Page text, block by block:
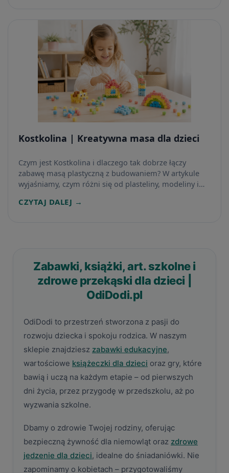
Kostkolina | Kreatywna masa dla dzieci
Czym jest Kostkolina i dlaczego tak dobrze łączy
zabawę masą plastyczną z budowaniem? W artykule
wyjaśniamy, czym różni się od plasteliny, modeliny i
odpowiednia dla dzieci.
CZYTAJ DALEJ →
Zabawki, książki, art. szkolne i
zdrowe przekąski dla dzieci |
OdiDodi.pl
OdiDodi to przestrzeń stworzona z pasji do
rozwoju dziecka i spokoju rodzica. W naszym
sklepie znajdziesz zabawki edukacyjne,
wartościowe książeczki dla dzieci oraz gry, które
bawią i uczą na każdym etapie – od pierwszych
dni życia, przez przygodę w przedszkolu, aż po
wyzwania szkolne.
Dbamy o zdrowie Twojej rodziny, oferując
bezpieczną żywność dla niemowląt oraz zdrowe
jedzenie dla dzieci, idealne do śniadaniówki. Nie
zapominamy o kobietach – przygotowaliśmy